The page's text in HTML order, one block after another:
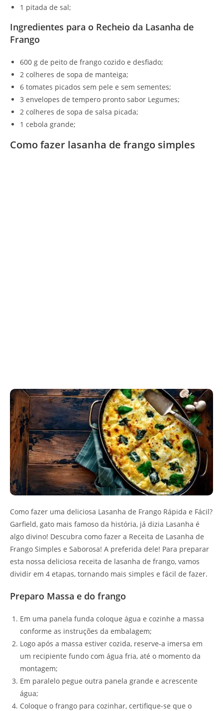
1 pitada de sal;
Ingredientes para o Recheio da Lasanha de
Frango
600 g de peito de frango cozido e desfiado;
2 colheres de sopa de manteiga;
6 tomates picados sem pele e sem sementes;
3 envelopes de tempero pronto sabor Legumes;
2 colheres de sopa de salsa picada;
1 cebola grande;
Como fazer lasanha de frango simples
Como fazer uma deliciosa Lasanha de Frango Rápida e Fácil?
Garfield, gato mais famoso da história, já dizia Lasanha é
algo divino! Descubra como fazer a Receita de Lasanha de
Frango Simples e Saborosa! A preferida dele! Para preparar
esta nossa deliciosa receita de lasanha de frango, vamos
dividir em 4 etapas, tornando mais simples e fácil de fazer.
Preparo Massa e do frango
Em uma panela funda coloque água e cozinhe a massa
conforme as instruções da embalagem;
Logo após a massa estiver cozida, reserve-a imersa em
um recipiente fundo com água fria, até o momento da
montagem;
Em paralelo pegue outra panela grande e acrescente
água;
Coloque o frango para cozinhar, certifique-se que o